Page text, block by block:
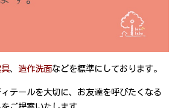
、 造作洗面などを標準にしております。
テールを大切に、お友達を呼びたくなる